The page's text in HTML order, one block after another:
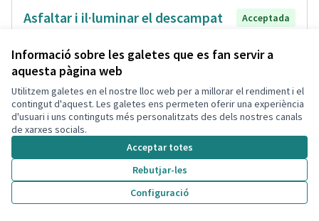
Informació sobre les galetes que es fan servir a
aquesta pàgina web
Utilitzem galetes en el nostre lloc web per a millorar el rendiment i el
contingut d'aquest. Les galetes ens permeten oferir una experiència
d'usuari i uns continguts més personalitzats des dels nostres canals
de xarxes socials.
Acceptar totes
Rebutjar-les
Configuració
Asfaltar i il·luminar el descampat
Bòbila
Acceptada
Laia Espai Públic